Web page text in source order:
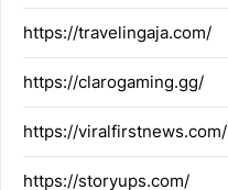
https://travelingaja.com/
https://clarogaming.gg/
https://viralfirstnews.com/
https://storyups.com/